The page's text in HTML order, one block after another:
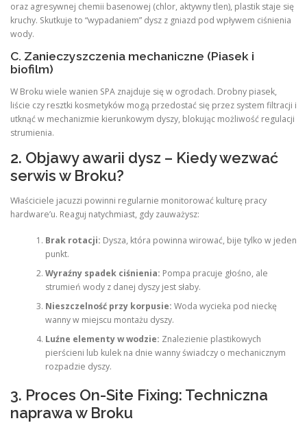
oraz agresywnej chemii basenowej (chlor, aktywny tlen), plastik staje się
kruchy. Skutkuje to “wypadaniem” dysz z gniazd pod wpływem ciśnienia
wody.
C. Zanieczyszczenia mechaniczne (Piasek i
biofilm)
W Broku wiele wanien SPA znajduje się w ogrodach. Drobny piasek,
liście czy resztki kosmetyków mogą przedostać się przez system filtracji i
utknąć w mechanizmie kierunkowym dyszy, blokując możliwość regulacji
strumienia.
2. Objawy awarii dysz – Kiedy wezwać
serwis w Broku?
Właściciele jacuzzi powinni regularnie monitorować kulturę pracy
hardware’u. Reaguj natychmiast, gdy zauważysz:
Brak rotacji: Dysza, która powinna wirować, bije tylko w jeden
punkt.
Wyraźny spadek ciśnienia: Pompa pracuje głośno, ale
strumień wody z danej dyszy jest słaby.
Nieszczelność przy korpusie: Woda wycieka pod nieckę
wanny w miejscu montażu dyszy.
Luźne elementy w wodzie: Znalezienie plastikowych
pierścieni lub kulek na dnie wanny świadczy o mechanicznym
rozpadzie dyszy.
3. Proces On-Site Fixing: Techniczna
naprawa w Broku